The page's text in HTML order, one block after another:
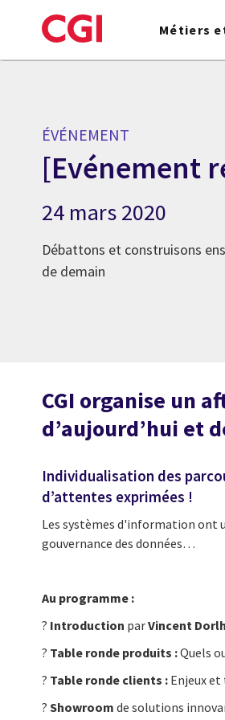
to
Métiers
ÉVÉNEMENT
[Evénement
24 mars 2020
Débattons et construisons
de demain
CGI organise un
d’aujourd’hui et
Individualisation des
d’attentes exprimées !
Les systèmes d'information ont
gouvernance des données…
Au programme :
? Introduction parVincent
? Table ronde produits :Quels
? Table ronde clients : Enjeux
? Showroom de solutions